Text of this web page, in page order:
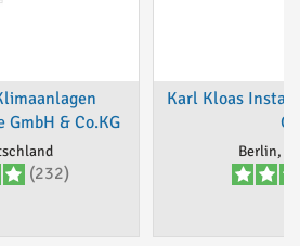
GmbH & Co.KG
(232)
Karl Kloas
Berlin,